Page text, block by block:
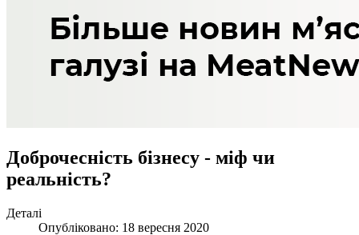
Доброчесність бізнесу - міф чи
реальність?
Деталі
Опубліковано: 18 вересня 2020